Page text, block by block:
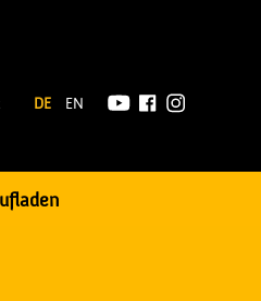
DE EN